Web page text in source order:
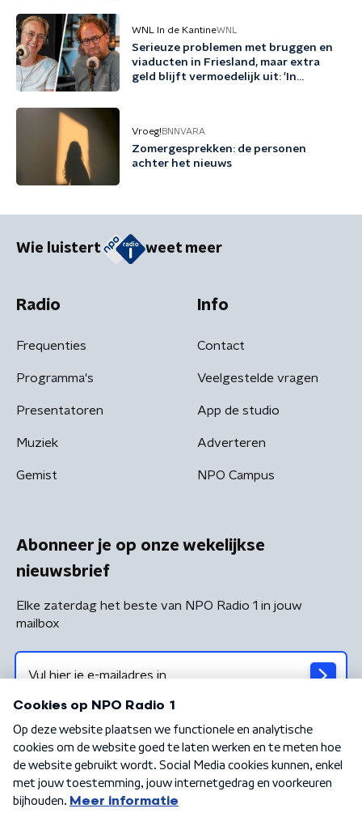
WNL In de KantineWNL
Serieuze problemen met bruggen en
viaducten in Friesland, maar extra
geld blijft vermoedelijk uit: 'In
Vroeg! BNNVARA
Zomergesprekken: de personen
achter het nieuws
Wie luistert weet meer
Radio
Frequenties
Programma's
Presentatoren
Muziek
Gemist
Info
Contact
Veelgestelde vragen
App de studio
Adverteren
NPO Campus
Abonneer je op onze wekelijkse
nieuwsbrief
Elke zaterdag het beste van NPO Radio 1 in jouw
mailbox
Algemene voorwaarden